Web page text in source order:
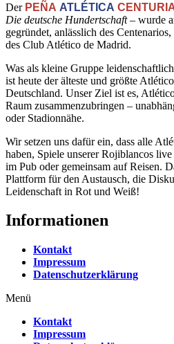
Der PEÑA ATLÉTICA
Die deutsche Hundertschaft– wurde
gegründet, anlässlich des
des Club Atlético de Madrid.
Was als kleine Gruppe
ist heute der älteste und größte
Deutschland. Unser Ziel ist es,
Raum zusammenzubringen –
oder Stadionnähe.
Wir setzen uns dafür ein, dass alle
haben, Spiele unserer Rojiblancos
im Pub oder gemeinsam auf Reisen.
Plattform für den Austausch, die
Leidenschaft in Rot und Weiß!
Informationen
Kontakt
Impressum
Datenschutzerklärung
Menü
Kontakt
Impressum